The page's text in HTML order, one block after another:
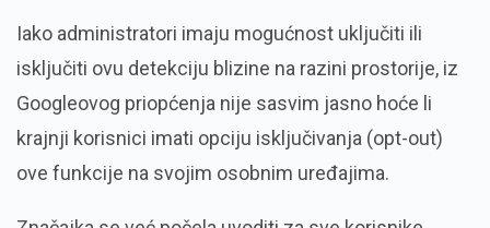
Iako administratori imaju mogućnost uključiti ili
isključiti ovu detekciju blizine na razini prostorije, iz
Googleovog priopćenja nije sasvim jasno hoće li
krajnji korisnici imati opciju isključivanja (opt-out)
ove funkcije na svojim osobnim uređajima.